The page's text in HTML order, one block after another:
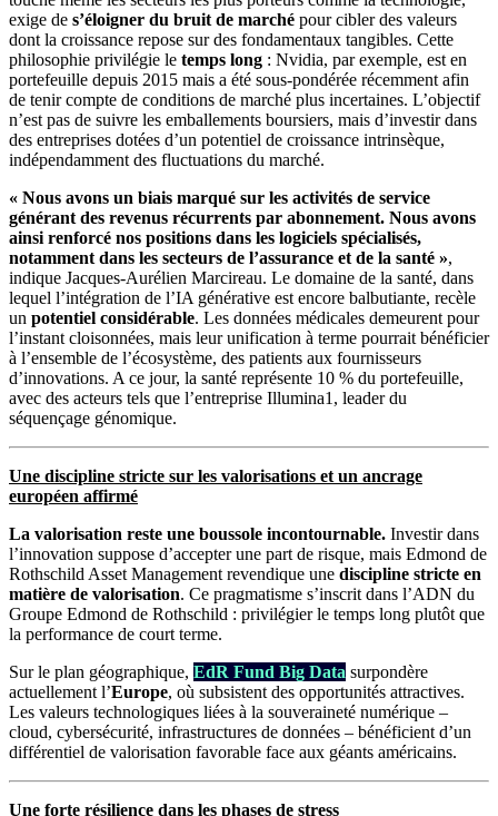
exige de s’éloigner du bruit de marché pour cibler des valeurs
dont la croissance repose sur des fondamentaux tangibles. Cette
philosophie privilégie le temps long : Nvidia, par exemple, est en
portefeuille depuis 2015 mais a été sous-pondérée récemment afin
de tenir compte de conditions de marché plus incertaines. L’objectif
n’est pas de suivre les emballements boursiers, mais d’investir dans
des entreprises dotées d’un potentiel de croissance intrinsèque,
indépendamment des fluctuations du marché.
« Nous avons un biais marqué sur les activités de service
générant des revenus récurrents par abonnement. Nous avons
ainsi renforcé nos positions dans les logiciels spécialisés,
notamment dans les secteurs de l’assurance et de la santé »,
indique Jacques-Aurélien Marcireau. Le domaine de la santé, dans
lequel l’intégration de l’IA générative est encore balbutiante, recèle
un potentiel considérable. Les données médicales demeurent pour
l’instant cloisonnées, mais leur unification à terme pourrait bénéficier
à l’ensemble de l’écosystème, des patients aux fournisseurs
d’innovations. A ce jour, la santé représente 10 % du portefeuille,
avec des acteurs tels que l’entreprise Illumina1, leader du
séquençage génomique.
Une discipline stricte sur les valorisations et un ancrage
européen affirmé
La valorisation reste une boussole incontournable. Investir dans
l’innovation suppose d’accepter une part de risque, mais Edmond de
Rothschild Asset Management revendique une discipline stricte en
matière de valorisation. Ce pragmatisme s’inscrit dans l’ADN du
Groupe Edmond de Rothschild : privilégier le temps long plutôt que
la performance de court terme.
Sur le plan géographique, EdR Fund Big Data surpondère
actuellement l’Europe, où subsistent des opportunités attractives.
Les valeurs technologiques liées à la souveraineté numérique –
cloud, cybersécurité, infrastructures de données – bénéficient d’un
différentiel de valorisation favorable face aux géants américains.
Une forte résilience dans les phases de stress